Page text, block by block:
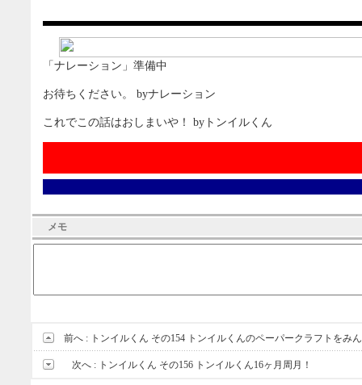
「ナレーション」準備中
お待ちください。 byナレーション
これでこの話はおしまいや！ byトンイルくん
メモ
前へ : トンイルくん その154 トンイルくんのペーパークラフトをみ
次へ : トンイルくん その156 トンイルくん16ヶ月周月！